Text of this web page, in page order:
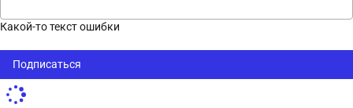
Какой-то текст ошибки
Подписаться